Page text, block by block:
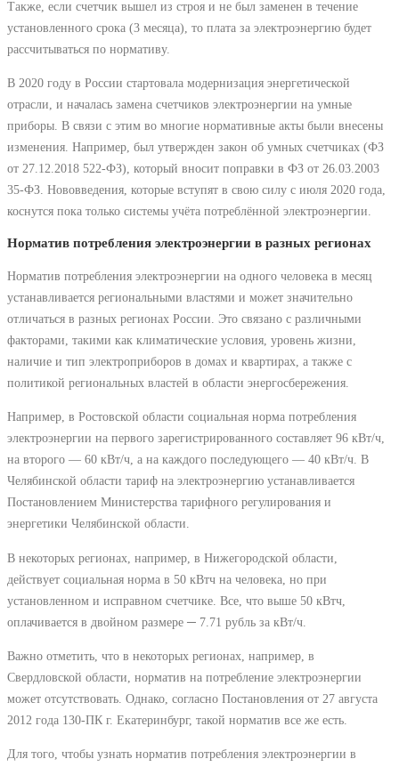
Также, если счетчик вышел из строя и не был заменен в течение
установленного срока (3 месяца), то плата за электроэнергию будет
рассчитываться по нормативу.
В 2020 году в России стартовала модернизация энергетической
отрасли, и началась замена счетчиков электроэнергии на умные
приборы. В связи с этим во многие нормативные акты были внесены
изменения. Например, был утвержден закон об умных счетчиках (ФЗ
от 27.12.2018 522-ФЗ), который вносит поправки в ФЗ от 26.03.2003
35-ФЗ. Нововведения, которые вступят в свою силу с июля 2020 года,
коснутся пока только системы учёта потреблённой электроэнергии.
Норматив потребления электроэнергии в разных регионах
Норматив потребления электроэнергии на одного человека в месяц
устанавливается региональными властями и может значительно
отличаться в разных регионах России. Это связано с различными
факторами, такими как климатические условия, уровень жизни,
наличие и тип электроприборов в домах и квартирах, а также с
политикой региональных властей в области энергосбережения.
Например, в Ростовской области социальная норма потребления
электроэнергии на первого зарегистрированного составляет 96 кВт/ч,
на второго ― 60 кВт/ч, а на каждого последующего ― 40 кВт/ч. В
Челябинской области тариф на электроэнергию устанавливается
Постановлением Министерства тарифного регулирования и
энергетики Челябинской области.
В некоторых регионах, например, в Нижегородской области,
действует социальная норма в 50 кВтч на человека, но при
установленном и исправном счетчике. Все, что выше 50 кВтч,
оплачивается в двойном размере ─ 7.71 рубль за кВт/ч.
Важно отметить, что в некоторых регионах, например, в
Свердловской области, норматив на потребление электроэнергии
может отсутствовать. Однако, согласно Постановления от 27 августа
2012 года 130-ПК г. Екатеринбург, такой норматив все же есть.
Для того, чтобы узнать норматив потребления электроэнергии в